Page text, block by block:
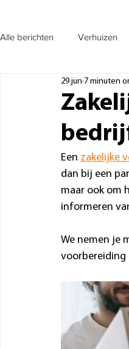
Alle berichten Verhuizen
29 jun 7 minuten
Een zakelijke
dan bij een
maar ook om
informeren
We nemen je
voorbereiding